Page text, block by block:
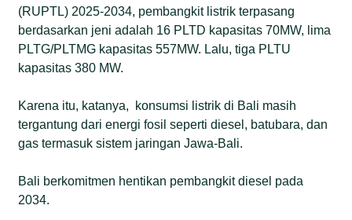
(RUPTL) 2025-2034, pembangkit listrik terpasang
berdasarkan jeni adalah 16 PLTD kapasitas 70MW, lima
PLTG/PLTMG kapasitas 557MW. Lalu, tiga PLTU
kapasitas 380 MW.
Karena itu, katanya, konsumsi listrik di Bali masih
tergantung dari energi fosil seperti diesel, batubara, dan
gas termasuk sistem jaringan Jawa-Bali.
Bali berkomitmen hentikan pembangkit diesel pada
2034.